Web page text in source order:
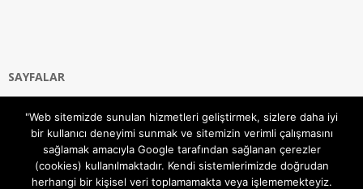
SAYFALAR
Gizlilik ve Çerezler (Cookies) Politikası
Hakkımızda
İletişim Kanalları
MODEM KURULUM
"Web sitemizde sunulan hizmetleri geliştirmek, sizlere daha iyi
bir kullanıcı deneyimi sunmak ve sitemizin verimli çalışmasını
sağlamak amacıyla Google tarafından sağlanan çerezler
(cookies) kullanılmaktadır. Kendi sistemlerimizde doğrudan
herhangi bir kişisel veri toplamamakta veya işlememekteyiz.